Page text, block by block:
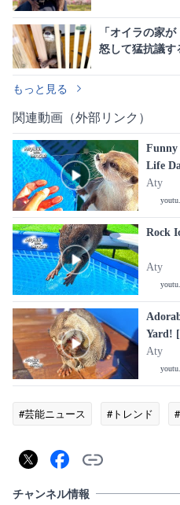
「オイラの家
怒して猛抗議す
もっと見る
関連動画（外部リンク）
Funny
Life
Aty
Rock
Aty
Yard!
Aty
#芸能ニュース #トレンド
チャンネル情報